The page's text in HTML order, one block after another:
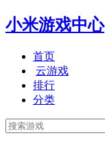
小米游戏中心
首页
云游戏
排行
分类